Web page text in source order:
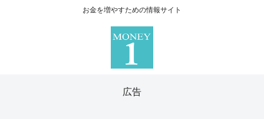
お金を増やすための情報サイト
広告